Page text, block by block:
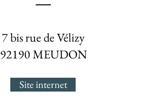
7 bis rue de Vélizy
92190 MEUDON
Site internet